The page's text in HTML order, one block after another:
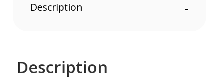
Description -
Description